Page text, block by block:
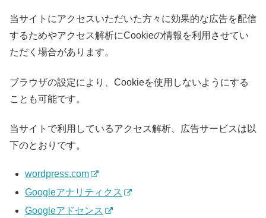
当サイトにアクセスいただいた方々に効果的な広告を配信
するためやアクセス解析にCookieの情報を利用させてい
ただく場合があります。
ブラウザの設定により、Cookieを使用しないようにする
ことも可能です。
当サイトで利用しているアクセス解析、広告サービスは以
下のとおりです。
wordpress.com
Googleアナリティクス
Googleアドセンス